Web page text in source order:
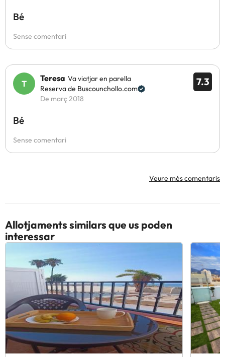
Bé
Sense comentari
7.3
Teresa Va viatjar en parella
Reserva de Buscounchollo.com
De març 2018
Bé
Sense comentari
Veure més comentaris
Allotjaments similars que us poden
interessar